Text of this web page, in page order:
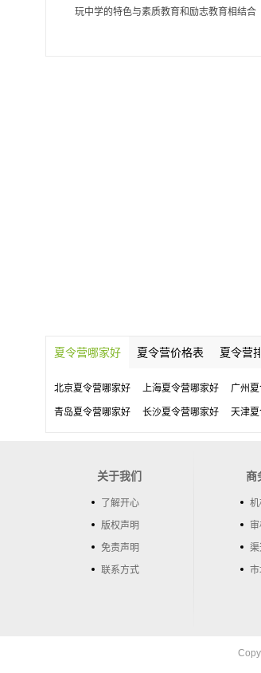
玩中学的特色与素质教育和励志教育相结合
夏令营哪家好 夏令营价格表 夏令营
北京夏令营哪家好 上海夏令营哪家好 广州
青岛夏令营哪家好 长沙夏令营哪家好 天津
关于我们
了解开心
版权声明
免责声明
联系方式
商